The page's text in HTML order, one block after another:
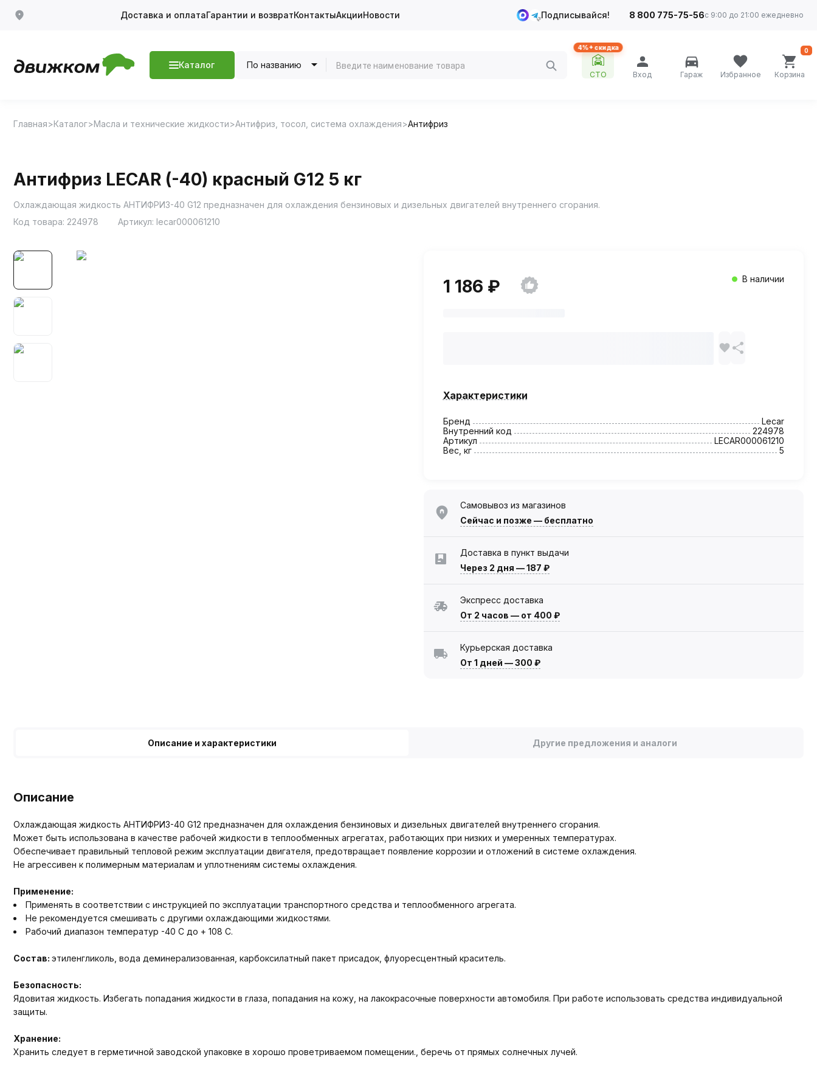
Доставка и оплатаГарантии и возвратКонтактыАкцииНовости Подписывайся! 8 800 775-75-56с 9:00 до 21:00 ежедневно
Каталог По названию
4%+ скидка
СТО Вход Гараж Избранное Корзина
0
Главная Каталог Масла и технические жидкости Антифриз, тосол, система охлаждения Антифриз
Антифриз LECAR (-40) красный G12 5 кг
Охлаждающая жидкость АНТИФРИЗ-40 G12 предназначен для охлаждения бензиновых и дизельных двигателей внутреннего сгорания.
Код товара: 224978 Артикул: lecar000061210
1 186 ₽ В наличии
Характеристики
Бренд
Lecar
Внутренний код
224978
Артикул
LECAR000061210
Вес, кг
5
Самовывоз из магазинов
Сейчас и позже — бесплатно
Доставка в пункт выдачи
Через 2 дня —187 ₽
Экспресс доставка
От 2 часов — от 400 ₽
Курьерская доставка
От 1 дней —300 ₽
Описание и характеристики Другие предложения и аналоги
Описание
Охлаждающая жидкость АНТИФРИЗ-40 G12 предназначен для охлаждения бензиновых и дизельных двигателей внутреннего сгорания.
Может быть использована в качестве рабочей жидкости в теплообменных агрегатах, работающих при низких и умеренных температурах.
Обеспечивает правильный тепловой режим эксплуатации двигателя, предотвращает появление коррозии и отложений в системе охлаждения.
Не агрессивен к полимерным материалам и уплотнениям системы охлаждения.
Применение:
Применять в соответствии с инструкцией по эксплуатации транспортного средства и теплообменного агрегата.
Не рекомендуется смешивать с другими охлаждающими жидкостями.
Рабочий диапазон температур -40 С до + 108 С.
Состав: этиленгликоль, вода деминерализованная, карбоксилатный пакет присадок, флуоресцентный краситель.
Безопасность:
Ядовитая жидкость. Избегать попадания жидкости в глаза, попадания на кожу, на лакокрасочные поверхности автомобиля. При работе использовать средства индивидуальной
защиты.
Хранение:
Хранить следует в герметичной заводской упаковке в хорошо проветриваемом помещении., беречь от прямых солнечных лучей.